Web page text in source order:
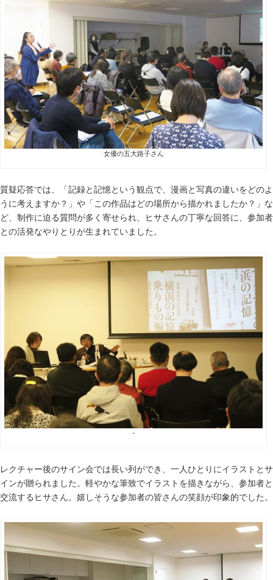
女優の五大路子さん
質疑応答では、「記録と記憶という観点で、漫画と写真の違いをどのよ
うに考えますか？」や「この作品はどの場所から描かれましたか？」な
ど、制作に迫る質問が多く寄せられ、ヒサさんの丁寧な回答に、参加者
との活発なやりとりが生まれていました。
・
レクチャー後のサイン会では長い列ができ、一人ひとりにイラストとサ
インが贈られました。軽やかな筆致でイラストを描きながら、参加者と
交流するヒサさん。嬉しそうな参加者の皆さんの笑顔が印象的でした。